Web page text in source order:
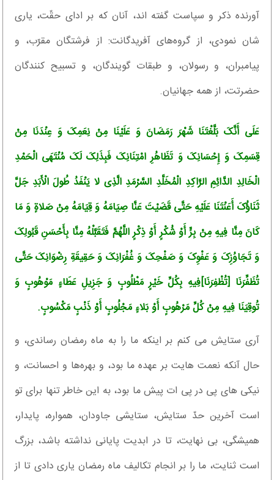
آورنده ذکر و سپاست گفته اند، آنان که بر اداى حقّت، یارى
شان نمودى، از گروه‌های آفریدگانت: از فرشتگان مقرّب، و
پیامبران، و رسولان، و طبقات گویندگان، و تسبیح کنندگان
حضرتت، از همه جهانیان.
عَلَى أَنَّکَ بَلَّغْتَنَا شَهْرَ رَمَضَانَ وَ عَلَیْنَا مِنْ نِعَمِکَ وَ عِنْدَنَا مِنْ
قِسَمِکَ وَ إِحْسَانِکَ وَ تَظَاهُرِ امْتِنَانِکَ فَبِذَلِکَ لَکَ مُنْتَهَى الْحَمْدِ
الْخَالِدِ الدَّائِمِ الرَّاکِدِ الْمُخَلَّدِ السَّرْمَدِ الَّذِی لا یَنْفَدُ طُولَ الْأَبَدِ جَلَّ
ثَنَاؤُکَ أَعَنْتَنَا عَلَیْهِ حَتَّى قَضَیْتَ عَنَّا صِیَامَهُ وَ قِیَامَهُ مِنْ صَلاةٍ وَ مَا
کَانَ مِنَّا فِیهِ مِنْ بِرٍّ أَوْ شُکْرٍ أَوْ ذِکْرٍ اللَّهُمَّ فَتَقَبَّلْهُ مِنَّا بِأَحْسَنِ قَبُولِکَ
وَ تَجَاوُزِکَ وَ عَفْوِکَ وَ صَفْحِکَ وَ غُفْرَانِکَ وَ حَقِیقَةِ رِضْوَانِکَ حَتَّى
تُظَفِّرَنَا [تُظْفِرَنَا]فِیهِ بِکُلِّ خَیْرٍ مَطْلُوبٍ وَ جَزِیلِ عَطَاءٍ مَوْهُوبٍ وَ
تُوقِیَنَا فِیهِ مِنْ کُلِّ مَرْهُوبٍ أَوْ بَلاءٍ مَجْلُوبٍ أَوْ ذَنْبٍ مَکْسُوبٍ.
آرى ستایش مى کنم بر اینکه ما را به ماه رمضان رساندى، و
حال آنکه نعمت هایت بر عهده ما بود، و بهره‌ها و احسانت، و
نیکی هاى پى در پى ات پیش ما بود، به این خاطر تنها براى تو
است آخرین حدّ ستایش، ستایشى جاودان، همواره، پایدار،
همیشگى، بى نهایت، تا در ابدیت پایانى نداشته باشد، بزرگ
است ثنایت، ما را بر انجام تکالیف ماه رمضان یاری دادى تا از